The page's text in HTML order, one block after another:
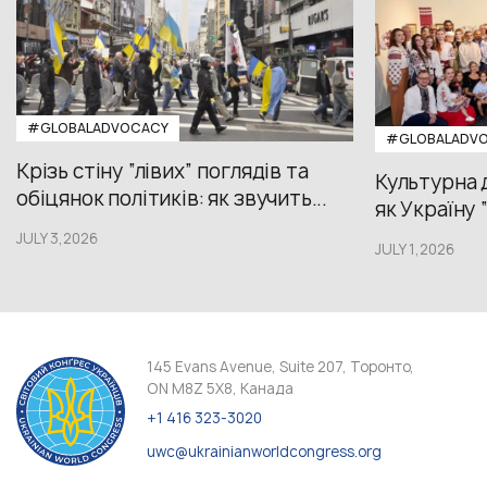
#GLOBALADVOCACY
Крізь стіну “лівих” поглядів та
обіцянок політиків: як звучить...
JULY 3,2026
Культурна
як
JULY 1,2026
145 Evans Avenue, Suite 207, Торонто,
ON M8Z 5X8, Канада
+1 416 323-3020
uwc@ukrainianworldcongress.org